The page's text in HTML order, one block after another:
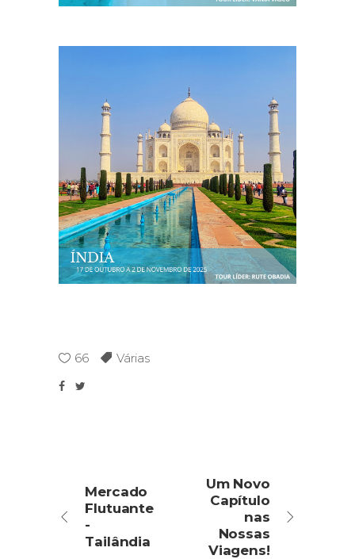
66 Várias
Mercado
Flutuante
-
Tailândia
Um Novo
Capítulo
nas
Nossas
Viagens!